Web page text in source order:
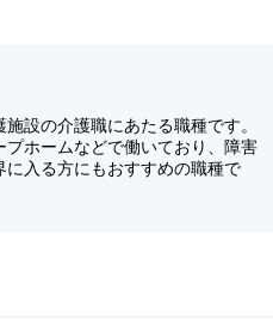
設の介護職にあたる職種です。
ホームなどで働いており、障害
入る方にもおすすめの職種で